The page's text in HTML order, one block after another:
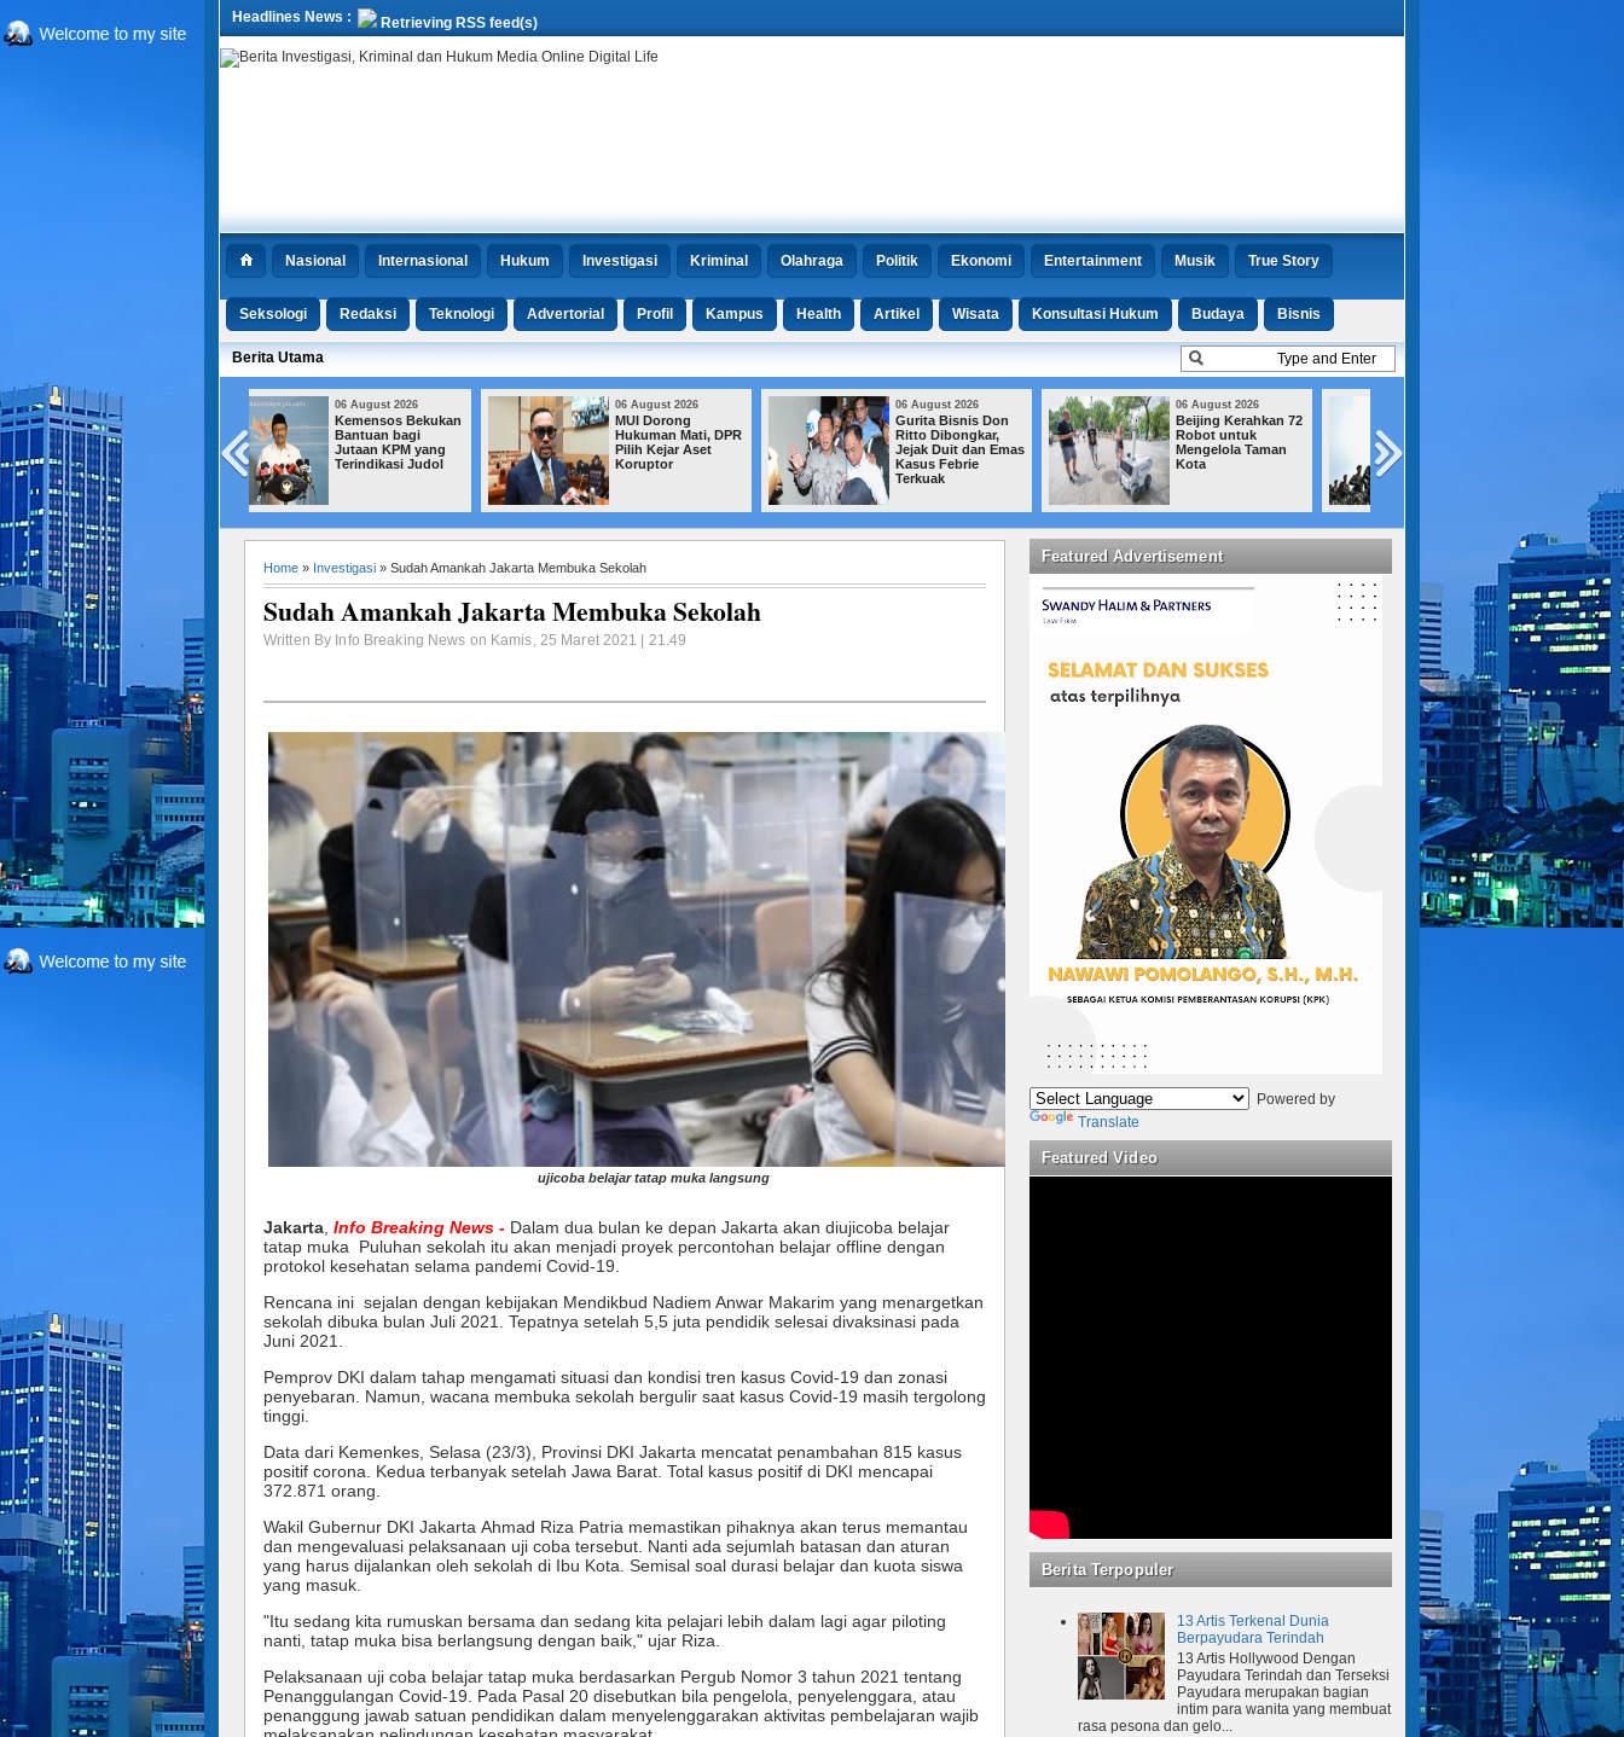
Headlines News : Retrieving RSS feed(s)
Nasional Internasional Hukum Investigasi Kriminal Olahraga Politik Ekonomi Entertainment Musik True Story
Seksologi Redaksi Teknologi Advertorial Profil Kampus Health Artikel Wisata Konsultasi Hukum Budaya Bisnis
Berita Utama
Kemensos Bekukan
Bantuan bagi
Jutaan KPM yang
Terindikasi Judol
06 August 2026
MUI Dorong
Hukuman Mati, DPR
Pilih Kejar Aset
Koruptor
06 August 2026
Gurita Bisnis Don
Ritto Dibongkar,
Jejak Duit dan Emas
Kasus Febrie
06 August 2026
Beijing Kerahkan 72
Robot untuk
Mengelola Taman
Kota
06 August 2026
Tukin Prajurit TNI
Resmi Naik, Pejabat
Bintang Empat
Home » Investigasi » Sudah Amankah Jakarta Membuka Sekolah
Sudah Amankah Jakarta Membuka Sekolah
Written By Info Breaking News on Kamis, 25 Maret 2021 | 21.49
ujicoba belajar tatap muka langsung
Jakarta Info Breaking News - Dalam dua bulan ke depan Jakarta akan diujicoba belajar
tatap muka
Puluhan sekolah itu akan menjadi proyek percontohan belajar offline dengan
protokol kesehatan selama pandemi Covid-19.
Rencana ini sejalan dengan kebijakan Mendikbud Nadiem Anwar Makarim yang menargetkan
sekolah dibuka bulan Juli 2021. Tepatnya setelah 5,5 juta pendidik selesai divaksinasi pada
Juni 2021.
Pemprov DKI dalam tahap mengamati situasi dan kondisi tren kasus Covid-19 dan zonasi
penyebaran. Namun, wacana membuka sekolah bergulir saat kasus Covid-19 masih tergolong
tinggi.
Data dari Kemenkes, Selasa (23/3), Provinsi DKI Jakarta mencatat penambahan 815 kasus
positif corona. Kedua terbanyak setelah Jawa Barat. Total kasus positif di DKI mencapai
372.871 orang.
Wakil Gubernur DKI Jakarta Ahmad Riza Patria memastikan pihaknya akan terus memantau
dan mengevaluasi pelaksanaan uji coba tersebut. Nanti ada sejumlah batasan dan aturan
yang harus dijalankan oleh sekolah di Ibu Kota. Semisal soal durasi belajar dan kuota siswa
yang masuk.
"Itu sedang kita rumuskan bersama dan sedang kita pelajari lebih dalam lagi agar piloting
nanti, tatap muka bisa berlangsung dengan baik," ujar Riza.
Pelaksanaan uji coba belajar tatap muka berdasarkan Pergub Nomor 3 tahun 2021 tentang
Penanggulangan Covid-19. Pada Pasal 20 disebutkan bila pengelola, penyelenggara, atau
penanggung jawab satuan pendidikan dalam menyelenggarakan aktivitas pembelajaran wajib
Featured Advertisement
Powered by
Translate
Featured Video
Berita Terpopuler
13 Artis Terkenal Dunia
Berpayudara Terindah
13 Artis Hollywood Dengan
Payudara Terindah dan Terseksi
Payudara merupakan bagian
intim para wanita yang membuat
rasa pesona dan gelo...